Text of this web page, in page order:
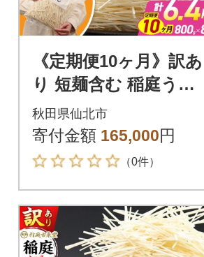
《定期便10ヶ月》訳あ
り 短麺含む 稲庭うど
ん 800g×8を10回|02_i
kd-110810
秋田県仙北市
寄付金額 165,000円
（0件）